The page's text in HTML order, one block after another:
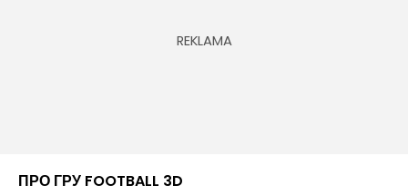
ПРО ГРУ FOOTBALL 3D